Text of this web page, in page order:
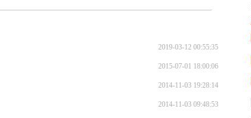
2019-03-12 00:55:35
2015-07-01 18:00:06
2014-11-03 19:28:14
2014-11-03 09:48:53